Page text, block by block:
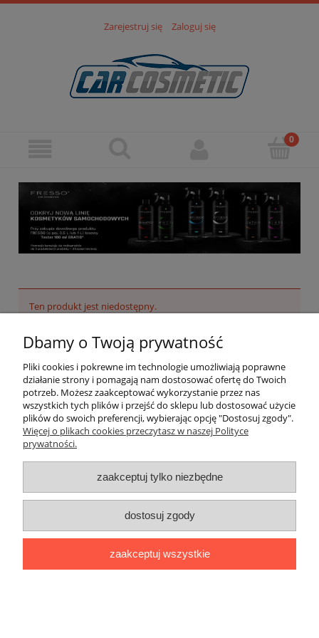
Zarejestruj się Zaloguj się
Ten produkt jest niedostępny.
Pomoc
Moje konto
Płatności i dostawa
O nas
pokaż pełną wersję strony
Dbamy o Twoją prywatność
Pliki cookies i pokrewne im technologie umożliwiają poprawne
działanie strony i pomagają nam dostosować ofertę do Twoich
potrzeb. Możesz zaakceptować wykorzystanie przez nas
wszystkich tych plików i przejść do sklepu lub dostosować użycie
plików do swoich preferencji, wybierając opcję "Dostosuj zgody".
Więcej o plikach cookies przeczytasz w naszej Polityce
prywatności.
zaakceptuj tylko niezbędne
dostosuj zgody
zaakceptuj wszystkie